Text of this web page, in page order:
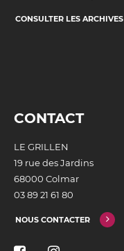
CONSULTER LES ARCHIVES
CONTACT
LE GRILLEN
19 rue des Jardins
68000 Colmar
03 89 21 61 80
NOUS CONTACTER